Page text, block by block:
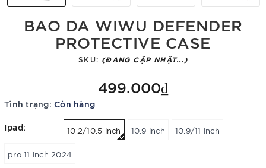
BAO DA WIWU DEFENDER
PROTECTIVE CASE
SKU: (ĐANG CẬP NHẬT...)
499.000₫
Tình trạng: Còn hàng
Ipad: 10.2/10.5 inch 10.9 inch 10.9/11 inch
pro 11 inch 2024